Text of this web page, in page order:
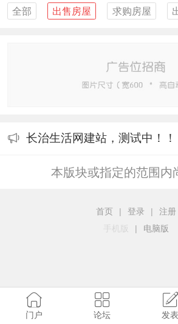
全部 出售房屋 求购房屋
长治生活网建站，测试中！！
本版块或指定的范围内
首页 | 登录 |
注册
手机版
| 电脑版
门户 论坛 发表